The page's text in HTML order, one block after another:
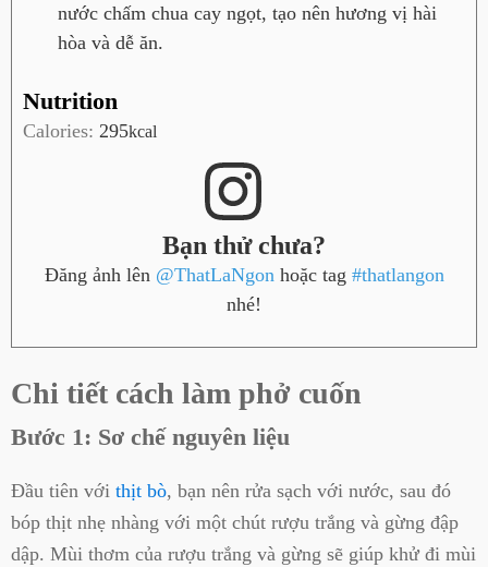
nước chấm chua cay ngọt, tạo nên hương vị hài
hòa và dễ ăn.
Nutrition
Calories: 295kcal
Bạn thử chưa?
Đăng ảnh lên @ThatLaNgon hoặc tag #thatlangon
nhé!
Chi tiết cách làm phở cuốn
Bước 1: Sơ chế nguyên liệu
Đầu tiên với thịt bò, bạn nên rửa sạch với nước, sau đó
bóp thịt nhẹ nhàng với một chút rượu trắng và gừng đập
dập. Mùi thơm của rượu trắng và gừng sẽ giúp khử đi mùi